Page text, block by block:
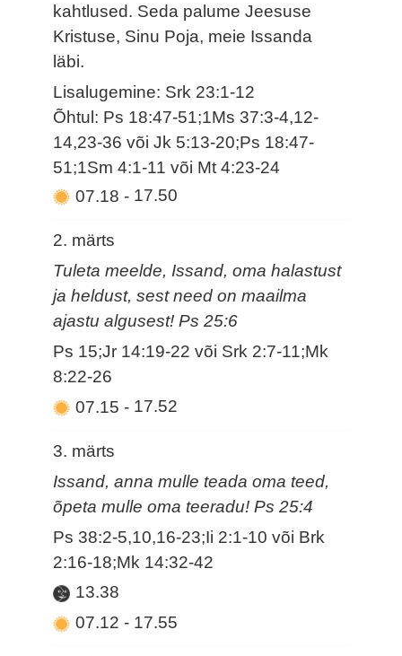
kahtlused. Seda palume Jeesuse
Kristuse, Sinu Poja, meie Issanda
läbi.
Lisalugemine: Srk 23:1-12
Õhtul: Ps 18:47-51;1Ms 37:3-4,12-
14,23-36 või Jk 5:13-20;Ps 18:47-
51;1Sm 4:1-11 või Mt 4:23-24
07.18- 17.50
2. märts
Tuleta meelde, Issand, oma halastust
ja heldust, sest need on maailma
ajastu algusest! Ps 25:6
Ps 15;Jr 14:19-22 või Srk 2:7-11;Mk
8:22-26
07.15- 17.52
3. märts
Issand, anna mulle teada oma teed,
õpeta mulle oma teeradu! Ps 25:4
Ps 38:2-5,10,16-23;Ii 2:1-10 või Brk
2:16-18;Mk 14:32-42
13.38
07.12- 17.55